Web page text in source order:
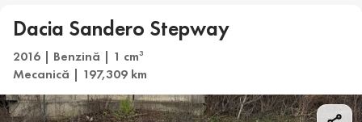
Dacia Sandero Stepway
2016 | Benzină | 1 cm3
Mecanică | 197,309 km